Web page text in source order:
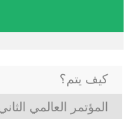
المؤتمر العالمي
كيف يتم؟